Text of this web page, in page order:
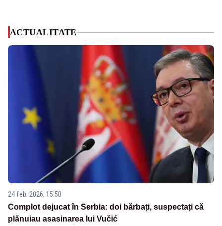
ACTUALITATE
24 feb. 2026, 15:50
Complot dejucat în Serbia: doi bărbați, suspectați că
plănuiau asasinarea lui Vučić